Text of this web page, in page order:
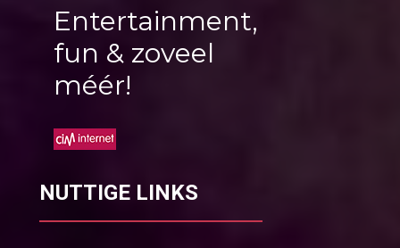
Entertainment,
fun & zoveel
méér!
NUTTIGE LINKS